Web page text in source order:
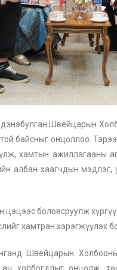
Швейцарын
байсныг онцоллоо.
хамтын ажиллагааны
албан хаагчдын
цэцээс боловсруулж
хамтран хэрэгжүүлэх
Швейцарын
холбогдлыг онцолж,